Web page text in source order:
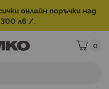
онлайн поръчки над
лв /.
Моята
0